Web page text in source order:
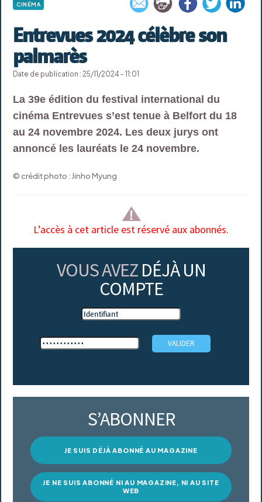
CINÉMA
Entrevues 2024 célèbre son
palmarès
Date de publication : 25/11/2024 - 11:01
La 39e édition du festival international du
cinéma Entrevues s’est tenue à Belfort du 18
au 24 novembre 2024. Les deux jurys ont
annoncé les lauréats le 24 novembre.
© crédit photo : Jinho Myung
L’accès à cet article est réservé aux abonnés.
VOUS AVEZ DÉJÀ UN
COMPTE
S’ABONNER
JE SUIS DÉJÀ ABONNÉ AU MAGAZINE
JE NE SUIS ABONNÉ NI AU MAGAZINE, NI AU SITE
WEB